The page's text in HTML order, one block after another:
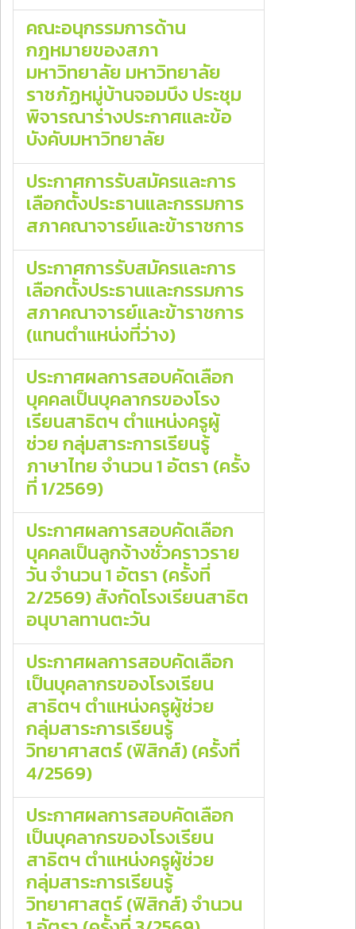
คณะอนุกรรมการด้าน
กฎหมายของสภา
มหาวิทยาลัย มหาวิทยาลัย
ราชภัฏหมู่บ้านจอมบึง ประชุม
พิจารณาร่างประกาศและข้อ
บังคับมหาวิทยาลัย
ประกาศการรับสมัครและการ
เลือกตั้งประธานและกรรมการ
สภาคณาจารย์และข้าราชการ
ประกาศการรับสมัครและการ
เลือกตั้งประธานและกรรมการ
สภาคณาจารย์และข้าราชการ
(แทนตําแหน่งที่ว่าง)
ประกาศผลการสอบคัดเลือก
บุคคลเป็นบุคลากรของโรง
เรียนสาธิตฯ ตำแหน่งครูผู้
ช่วย กลุ่มสาระการเรียนรู้
ภาษาไทย จำนวน 1 อัตรา (ครั้ง
ที่ 1/2569)
ประกาศผลการสอบคัดเลือก
บุคคลเป็นลูกจ้างชั่วคราวราย
วัน จำนวน 1 อัตรา (ครั้งที่
2/2569) สังกัดโรงเรียนสาธิต
อนุบาลทานตะวัน
ประกาศผลการสอบคัดเลือก
เป็นบุคลากรของโรงเรียน
สาธิตฯ ตำแหน่งครูผู้ช่วย
กลุ่มสาระการเรียนรู้
วิทยาศาสตร์ (ฟิสิกส์) (ครั้งที่
4/2569)
ประกาศผลการสอบคัดเลือก
เป็นบุคลากรของโรงเรียน
สาธิตฯ ตำแหน่งครูผู้ช่วย
กลุ่มสาระการเรียนรู้
วิทยาศาสตร์ (ฟิสิกส์) จำนวน